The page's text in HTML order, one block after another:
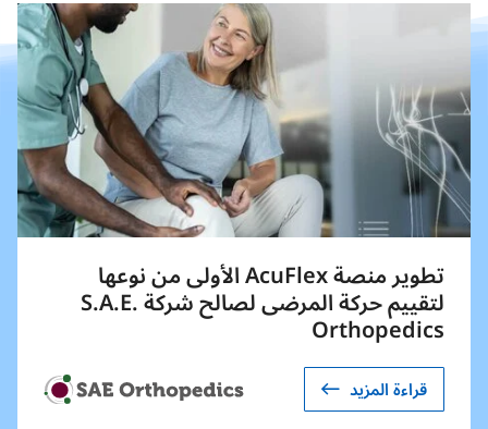
تطوير منصة AcuFlex الأولى من نوعها
لتقييم حركة المرضى لصالح شركة S.A.E.
Orthopedics
قراءة المزيد